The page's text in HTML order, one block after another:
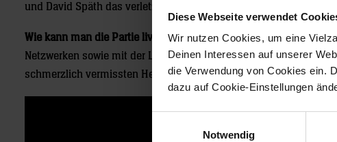
Diese Webseite verwendet
Wir nutzen Cookies, um eine
Deinen Interessen auf unserer
die Verwendung von Cookies ein.
dazu auf Cookie-Einstellungen
Notwendig
und David Späth das verletzte Weltklasse-Duo Palicka/Appelgren
Wie kann man die Partie live verfolgen?Zum einen im Pay-TV bei
Netzwerken sowie mit der Löwen Geister Show präsentiert von
schmerzlich vermissten Heimspiel-Atmosphäre in die